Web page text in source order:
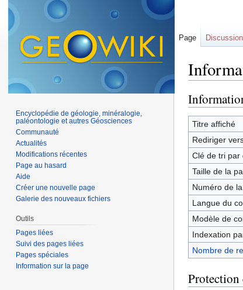
Titre affiché
Rediriger
Clé de tri par
Taille de la
Numéro de
Langue du
Modèle de
Indexation
Nombre de
Protection
Page Discussion
Encyclopédie de géologie, minéralogie,
paléontologie et autres Géosciences
Communauté
Actualités
Modifications récentes
Page au hasard
Aide
Créer une nouvelle page
Galerie des nouveaux fichiers
Outils
Pages liées
Suivi des pages liées
Pages spéciales
Information sur la page